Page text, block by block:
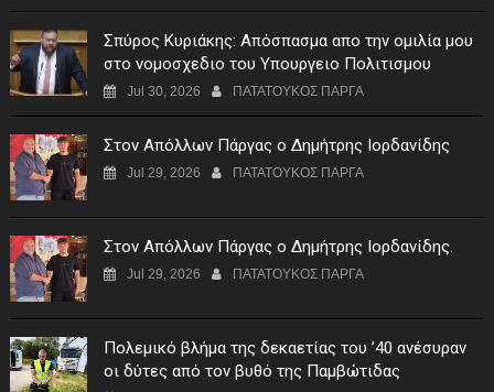
Σπύρος Κυριάκης: Απόσπασμα απο την ομιλία μου
στο νομοσχεδιο του Υπουργειο Πολιτισμου
Jul 30, 2026 ΠΑΤΑΤΟΥΚΟΣ ΠΑΡΓΑ
Στον Απόλλων Πάργας ο Δημήτρης Ιορδανίδης
Jul 29, 2026 ΠΑΤΑΤΟΥΚΟΣ ΠΑΡΓΑ
Στον Απόλλων Πάργας ο Δημήτρης Ιορδανίδης.
Jul 29, 2026 ΠΑΤΑΤΟΥΚΟΣ ΠΑΡΓΑ
Πολεμικό βλήμα της δεκαετίας του ’40 ανέσυραν
οι δύτες από τον βυθό της Παμβώτιδας